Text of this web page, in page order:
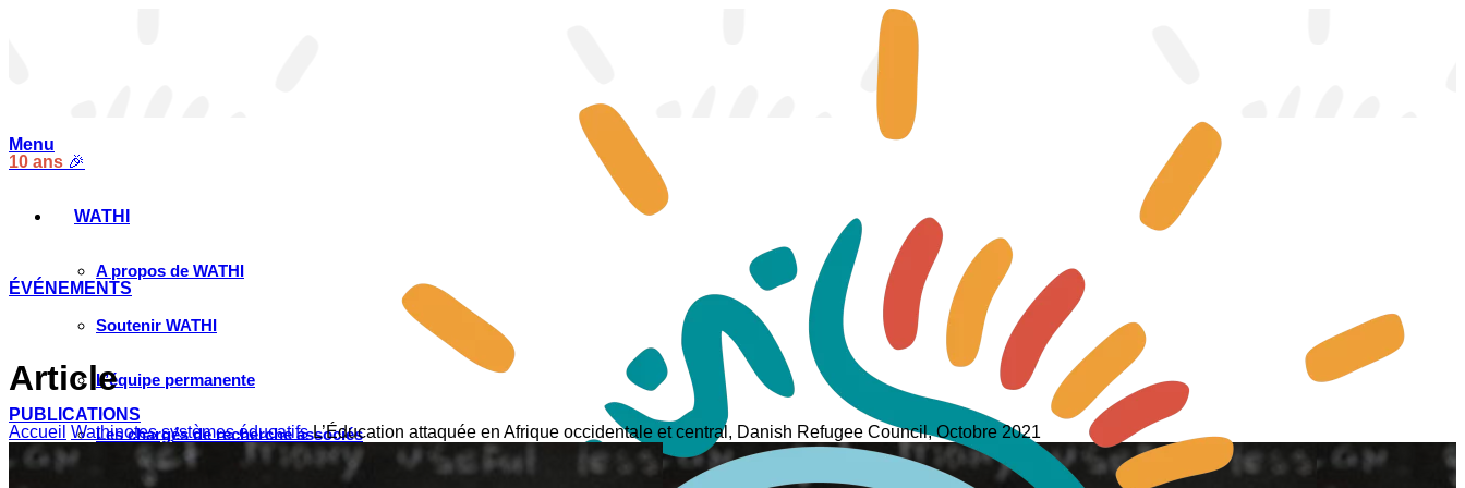
10 ans 🎉
ÉVÉNEMENTS
PUBLICATIONS
Menu
WATHI
A propos de WATHI
Soutenir WATHI
L’équipe permanente
Les chargés de recherche associés
Article
Accueil Wathinotes systèmes éducatifs L’Éducation attaquée en Afrique occidentale et central, Danish Refugee Council, Octobre 2021